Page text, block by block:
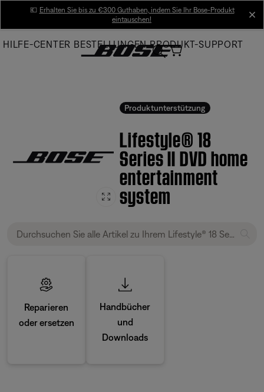
Main
💶 Erhalten Sie bis zu €300 Guthaben, indem Sie Ihr Bose-Produkt
eintauschen!
HILFE-CENTER BESTELLUNGEN PRODUKT-SUPPORT
Produktunterstützung
Lifestyle® 18
Series II DVD home
entertainment
system
Reparieren
oder ersetzen
Handbücher
und
Downloads